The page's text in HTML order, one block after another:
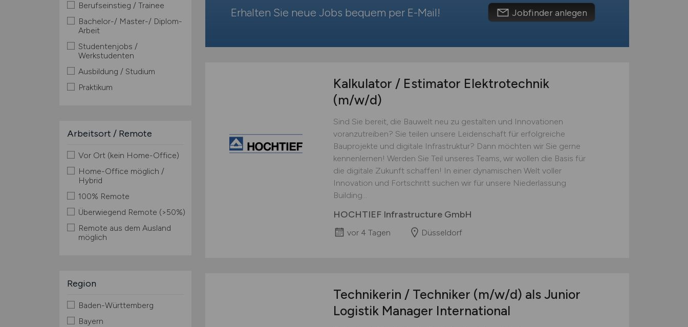
Berufseinstieg / Trainee
Bachelor-/ Master-/ Diplom-
Arbeit
Studentenjobs /
Werkstudenten
Ausbildung / Studium
Praktikum
Arbeitsort / Remote
Vor Ort (kein Home-Office)
Home-Office möglich /
Hybrid
100% Remote
Überwiegend Remote (>50%)
Remote aus dem Ausland
möglich
Region
Baden-Württemberg
Bayern
Erhalten Sie neue Jobs bequem per E-Mail! Jobfinder anlegen
Kalkulator / Estimator Elektrotechnik
(m/w/d)
Sind Sie bereit, die Bauwelt neu zu gestalten und Innovationen
voranzutreiben? Sie teilen unsere Leidenschaft für erfolgreiche
Bauprojekte und digitale Infrastruktur? Dann möchten wir Sie gerne
kennenlernen! Werden Sie Teil unseres Teams, wir wollen die Basis für
die digitale Zukunft schaffen! In einer dynamischen Welt voller
Innovation und Fortschritt suchen wir für unsere Niederlassung
Building...
HOCHTIEF Infrastructure GmbH
vor 4 Tagen Düsseldorf
Technikerin / Techniker (m/w/d) als Junior
Logistik Manager International